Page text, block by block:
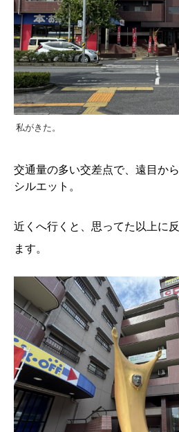
私がきた。
交通量の多い交差点で、遠目か
シルエット。
近くへ行くと、思ってた以上に
ます。